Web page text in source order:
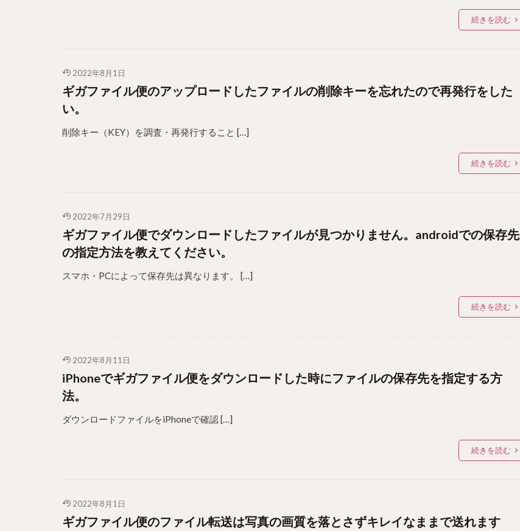
続きを読む
2022年8月1日
ギガファイル便のアップロードしたファイルの削除キーを忘れたので再発行をした
い。
削除キー（KEY）を調査・再発行すること […]
続きを読む
2022年7月29日
ギガファイル便でダウンロードしたファイルが見つかりません。androidでの保存先
の指定方法を教えてください。
スマホ・PCによって保存先は異なります。 […]
続きを読む
2022年8月11日
iPhoneでギガファイル便をダウンロードした時にファイルの保存先を指定する方
法。
ダウンロードファイルをiPhoneで確認 […]
続きを読む
2022年8月1日
ギガファイル便のファイル転送は写真の画質を落とさずキレイなままで送れます